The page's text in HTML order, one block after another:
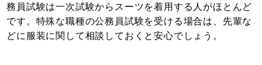
務員試験は一次試験からスーツを着用する人がほとんど
です。特殊な職種の公務員試験を受ける場合は、先輩な
どに服装に関して相談しておくと安心でしょう。